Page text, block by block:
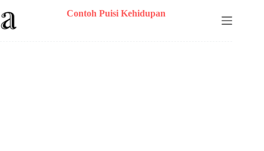
to
content
Contoh Puisi Kehidupan